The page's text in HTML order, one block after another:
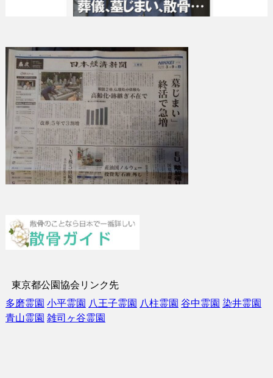
東京都公園協会リンク先
多磨霊園 小平霊園 八王子霊園 八柱霊園 谷中霊園 染井霊園
青山霊園 雑司ヶ谷霊園